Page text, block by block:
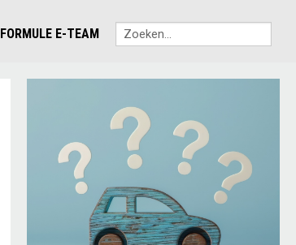
FORMULE E-TEAM